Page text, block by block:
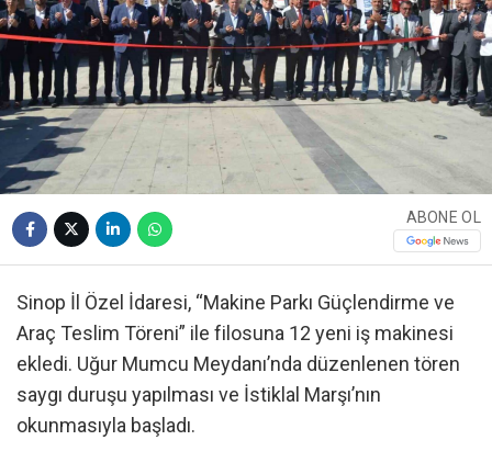
ABONE OL
Sinop İl Özel İdaresi, “Makine Parkı Güçlendirme ve
Araç Teslim Töreni” ile filosuna 12 yeni iş makinesi
ekledi. Uğur Mumcu Meydanı’nda düzenlenen tören
saygı duruşu yapılması ve İstiklal Marşı’nın
okunmasıyla başladı.